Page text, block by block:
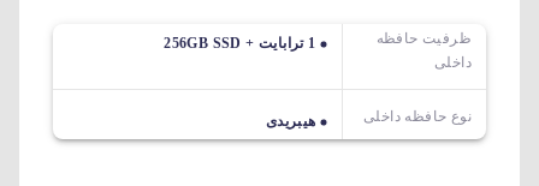
ظرفیت حافظه
داخلی
1 ترابایت + 256GB SSD
نوع حافظه داخلی هیبریدی